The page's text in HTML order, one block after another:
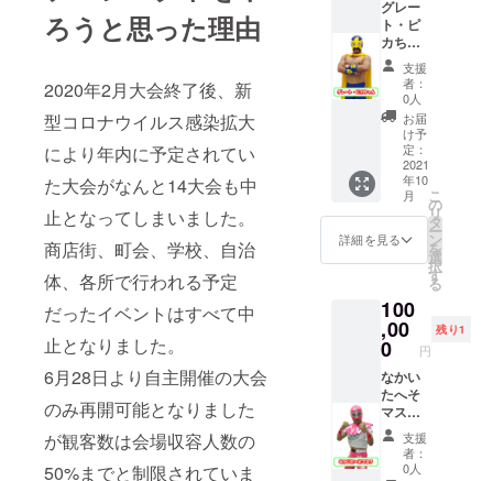
ろうと思った理由
2020年2月大会終了後、新
型コロナウイルス感染拡大
により年内に予定されてい
た大会がなんと14大会も中
止となってしまいました。
商店街、町会、学校、自治
体、各所で行われる予定
だったイベントはすべて中
止となりました。
6月28日より自主開催の大会
のみ再開可能となりました
が観客数は会場収容人数の
50%までと制限されていま
のいっ
ぴ
ん"「中
野製菓
のかり
んと
う」3種
詰め合
わせ
セット
板橋の
いっぴ
ばれた
黒糖か
温糖の
自然な
甘みと
ある白
かりん
糖、香
ばしい
ピー
ナッツ
(トーナ
メント)
大会を
イメー
ジした
デザイ
ンを予
定して
います
◇リン
グサイ
ド席観
戦チ
ケット1
5/5(水)
の4日間
開催さ
れる大
会の中
からご
希望日
のリン
グサイ
ド席観
ロード
マン ・
なかい
たへそ
マスク
・いた
ばし不
動ッ
ピー ・
トキワ
ダイ
オー ・
キュー
ティー
クドふ
などん
・中里
哲也 ・
ウルフ
智也 ◇
非売品T
シャツ
ご希望
のサイ
チケッ
ト1組】
◇メッ
セージ
カード
以下の
選手か
らラン
ダムに
お届け
します
・はや
て ・ま
るこ ・
グレー
ト・ピ
ん ・
ハッ
ピー
ロード
マン ・
なかい
たへそ
マスク
・いた
ばし不
グレー
ト・ピ
カちゃ
ん選手
を応
援！
【メッ
セージ
カード
＋非売
品Tシャ
ツ＋"上
板橋和
菓子の
つる
瀬"「ピ
んどら
焼き」
10個
セット
＋ピカ
ちゃん
エコ
バッグ1
個＋試
合使用
支援
者：
0人
お届
け予
定：
2021
年10
月
詳細を見る
こ
の
リ
タ
ー
ン
を
選
択
す
る
100
,00
0 円
残り1
なかい
たへそ
マスク
選手を
応援！
【メッ
支援
者：
0人